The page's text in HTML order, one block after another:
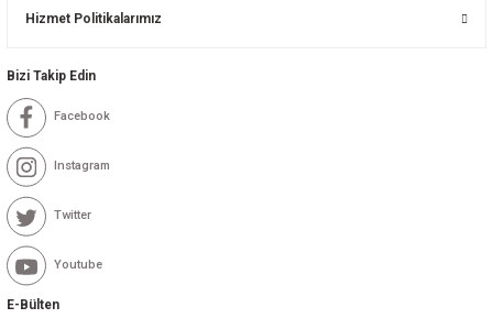
Hizmet Politikalarımız
Bizi Takip Edin
Facebook
Instagram
Twitter
Youtube
E-Bülten